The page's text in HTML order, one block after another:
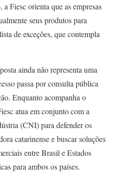
Fiesc orienta que as empresas
seus produtos para
de exceções, que contempla
ainda não representa uma
passa por consulta pública
Enquanto acompanha o
atua em conjunto com a
(CNI) para defender os
catarinense e buscar soluções
entre Brasil e Estados
para ambos os países.